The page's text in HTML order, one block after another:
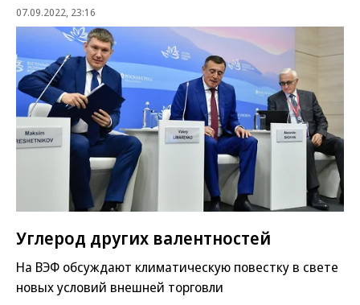
07.09.2022, 23:16
Углерод других валентностей
На ВЭФ обсуждают климатическую повестку в свете
новых условий внешней торговли